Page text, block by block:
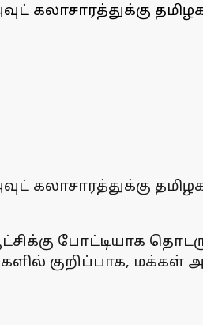
கலாசாரத்துக்கு
கலாசாரத்துக்கு
போட்டியாக
குறிப்பாக, மக்கள்